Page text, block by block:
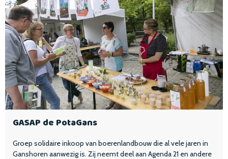
GASAP de PotaGans
Groep solidaire inkoop van boerenlandbouw die al vele jaren in
Ganshoren aanwezig is. Zij neemt deel aan Agenda 21 en andere